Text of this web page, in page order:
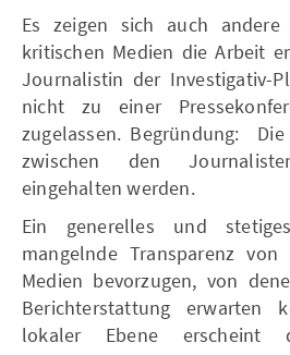
Es zeigen sich auch
kritischen Medien die Arbeit
Journalistin der Investigativ-
nicht zu einer
zugelassen. Begründung:
zwischen den
eingehalten werden.
Ein generelles und
mangelnde Transparenz
Medien bevorzugen, von
Berichterstattung erwarten
lokaler Ebene erscheint